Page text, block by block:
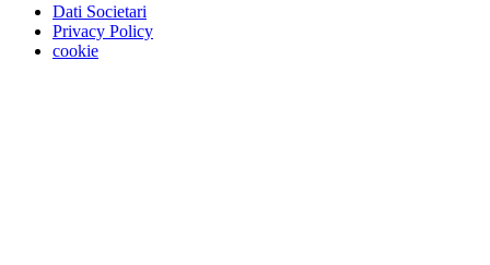
Dati Societari
Privacy Policy
cookie